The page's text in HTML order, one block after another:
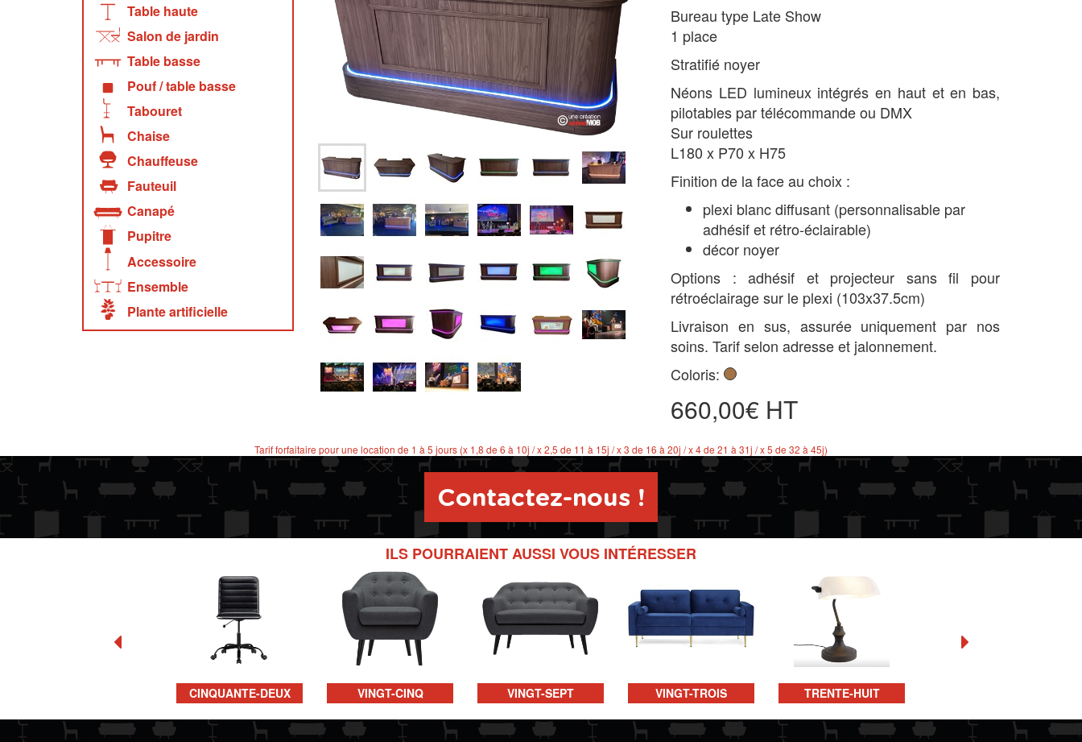
Table haute
Salon de jardin
Table basse
Pouf / table basse
Tabouret
Chaise
Chauffeuse
Fauteuil
Canapé
Pupitre
Accessoire
Ensemble
Plante artificielle
Bureau type Late Show
1 place
Stratifié noyer
Néons LED lumineux intégrés en haut et en bas,
pilotables par télécommande ou DMX
Sur roulettes
L180 x P70 x H75
Finition de la face au choix :
plexi blanc diffusant (personnalisable par
adhésif et rétro-éclairable)
décor noyer
Options : adhésif et projecteur sans fil pour
rétroéclairage sur le plexi (103x37.5cm)
Livraison en sus, assurée uniquement par nos
soins. Tarif selon adresse et jalonnement.
Coloris:
660,00€ HT
Tarif forfaitaire pour une location de 1 à 5 jours (x 1,8 de 6 à 10j / x 2,5 de 11 à 15j / x 3 de 16 à 20j / x 4 de 21 à 31j / x 5 de 32 à 45j)
Contactez-nous !
ILS POURRAIENT AUSSI VOUS INTÉRESSER
CINQUANTE-DEUX VINGT-CINQ VINGT-SEPT VINGT-TROIS TRENTE-HUIT